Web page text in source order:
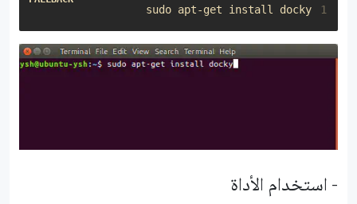
1
sudo apt-get install docky
- استخدام الأداة